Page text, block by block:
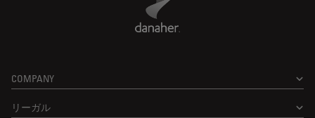
COMPANY
リーガル